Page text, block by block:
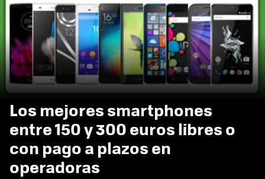
Los mejores smartphones
entre 150 y 300 euros libres o
con pago a plazos en
operadoras